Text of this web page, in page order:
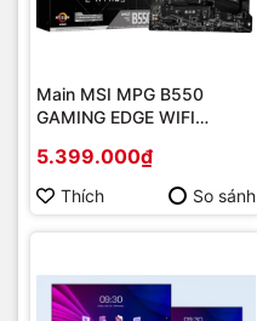
Main MSI MPG B550
GAMING EDGE WIFI
Socket AM4/ VGA
onboard)
5.399.000₫
Thích So sánh